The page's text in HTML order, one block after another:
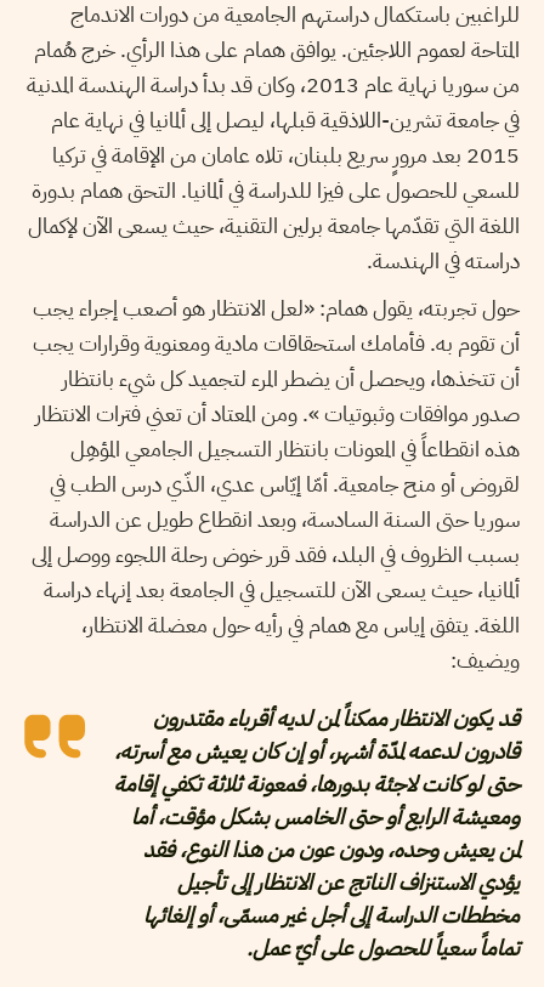
للراغبين باستكمال دراستهم الجامعية من دورات الاندماج
المتاحة لعموم اللاجئين. يوافق همام على هذا الرأي. خرج هُمام
من سوريا نهاية عام 2013، وكان قد بدأ دراسة الهندسة المدنية
في جامعة تشرين-اللاذقية قبلها، ليصل إلى ألمانيا في نهاية عام
2015 بعد مرورٍ سريع بلبنان، تلاه عامان من الإقامة في تركيا
للسعي للحصول على فيزا للدراسة في ألمانيا. التحق همام بدورة
اللغة التي تقدّمها جامعة برلين التقنية، حيث يسعى الآن لإكمال
دراسته في الهندسة.
حول تجربته، يقول همام: «لعل الانتظار هو أصعب إجراء يجب
أن تقوم به. فأمامك استحقاقات مادية ومعنوية وقرارات يجب
أن تتخذها، ويحصل أن يضطر المرء لتجميد كل شيء بانتظار
صدور موافقات وثبوتيات ». ومن المعتاد أن تعني فترات الانتظار
هذه انقطاعاً في المعونات بانتظار التسجيل الجامعي المؤهِل
لقروض أو منح جامعية. أمّا إيّاس عدي، الذّي درس الطب في
سوريا حتى السنة السادسة، وبعد انقطاع طويل عن الدراسة
بسبب الظروف في البلد، فقد قرر خوض رحلة اللجوء ووصل إلى
ألمانيا، حيث يسعى الآن للتسجيل في الجامعة بعد إنهاء دراسة
اللغة. يتفق إياس مع همام في رأيه حول معضلة الانتظار،
ويضيف:
قد يكون الانتظار ممكناً لمن لديه أقرباء مقتدرون
قادرون لدعمه لمدّة أشهر، أو إن كان يعيش مع أسرته،
حتى لو كانت لاجئة بدورها، فمعونة ثلاثة تكفي إقامة
ومعيشة الرابع أو حتى الخامس بشكل مؤقت، أما
لمن يعيش وحده، ودون عون من هذا النوع، فقد
يؤدي الاستنزاف الناتج عن الانتظار إلى تأجيل
مخططات الدراسة إلى أجل غير مسمّى، أو إلغائها
تماماً سعياً للحصول على أيّ عمل.